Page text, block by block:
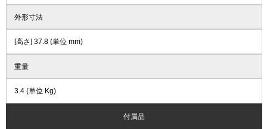
外形寸法
[高さ] 37.8 (単位 mm)
重量
3.4 (単位 Kg)
付属品